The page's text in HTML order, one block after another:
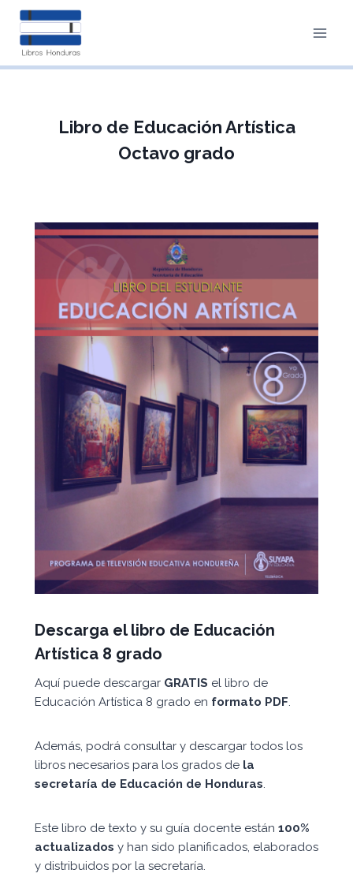
Saltar
contenido
Libro de Educación Artística
Octavo grado
Descarga el libro de Educación
Artística 8 grado
Aquí puede descargar GRATIS el libro de
Educación Artística 8 grado en formato PDF.
Además, podrá consultar y descargar todos los
libros necesarios para los grados de la
secretaría de Educación de Honduras.
Este libro de texto y su guía docente están 100%
actualizados y han sido planificados, elaborados
y distribuidos por la secretaría.